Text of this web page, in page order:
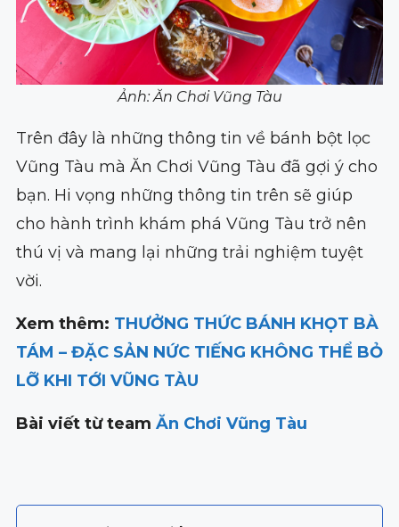
Ảnh: Ăn Chơi Vũng Tàu
Trên đây là những thông tin về bánh bột lọc
Vũng Tàu mà Ăn Chơi Vũng Tàu đã gợi ý cho
bạn. Hi vọng những thông tin trên sẽ giúp
cho hành trình khám phá Vũng Tàu trở nên
thú vị và mang lại những trải nghiệm tuyệt
vời.
Xem thêm: THƯỞNG THỨC BÁNH KHỌT BÀ
TÁM – ĐẶC SẢN NỨC TIẾNG KHÔNG THỂ BỎ
LỠ KHI TỚI VŨNG TÀU
Bài viết từ team Ăn Chơi Vũng Tàu